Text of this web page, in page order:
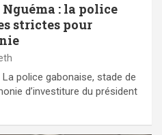
: la police
strictes pour
La police gabonaise, stade de
d’investiture du président